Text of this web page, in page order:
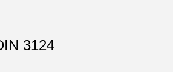
3124